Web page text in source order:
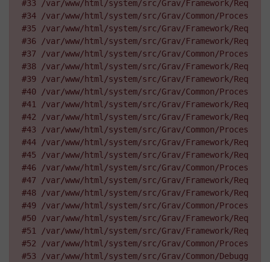
#33 /var/www/html/system/src/Grav/Framework/
#34 /var/www/html/system/src/Grav/Common/
#35 /var/www/html/system/src/Grav/Framework/
#36 /var/www/html/system/src/Grav/Framework/
#37 /var/www/html/system/src/Grav/Common/
#38 /var/www/html/system/src/Grav/Framework/
#39 /var/www/html/system/src/Grav/Framework/
#40 /var/www/html/system/src/Grav/Common/
#41 /var/www/html/system/src/Grav/Framework/
#42 /var/www/html/system/src/Grav/Framework/
#43 /var/www/html/system/src/Grav/Common/
#44 /var/www/html/system/src/Grav/Framework/
#45 /var/www/html/system/src/Grav/Framework/
#46 /var/www/html/system/src/Grav/Common/
#47 /var/www/html/system/src/Grav/Framework/
#48 /var/www/html/system/src/Grav/Framework/
#49 /var/www/html/system/src/Grav/Common/
#50 /var/www/html/system/src/Grav/Framework/
#51 /var/www/html/system/src/Grav/Framework/
#52 /var/www/html/system/src/Grav/Common/
#53 /var/www/html/system/src/Grav/Common/